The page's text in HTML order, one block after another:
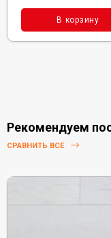
В корзину
Рекомендуем
СРАВНИТЬ ВСЕ